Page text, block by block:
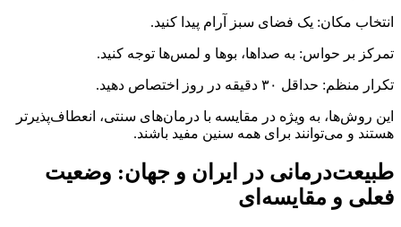
انتخاب مکان: یک فضای سبز آرام پیدا کنید.
تمرکز بر حواس: به صداها، بوها و لمس‌ها توجه کنید.
تکرار منظم: حداقل ۳۰ دقیقه در روز اختصاص دهید.
این روش‌ها، به ویژه در مقایسه با درمان‌های سنتی، انعطاف‌پذیرتر
هستند و می‌توانند برای همه سنین مفید باشند.
طبیعت‌درمانی در ایران و جهان: وضعیت
فعلی و مقایسه‌ای